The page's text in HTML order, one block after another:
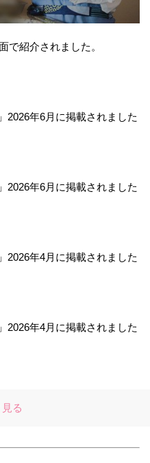
で紹介されました。
2026年6月に掲載されました
2026年6月に掲載されました
2026年4月に掲載されました
2026年4月に掲載されました
る